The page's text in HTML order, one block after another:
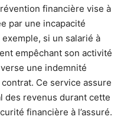
financière vise à
par une incapacité
si un salarié à
empêchant son activité
une indemnité
Ce service assure
des revenus durant cette
financière à l’assuré.